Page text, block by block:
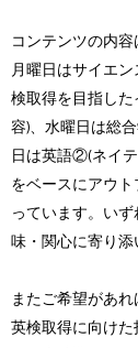
コンテンツの内容
月曜日はサイエ
検取得を目指し
容)、水曜日は総
日は英語②(ネイ
をベースにアウ
っています。 いず
味・関心に寄り添
またご希望があれ
英検取得に向けた